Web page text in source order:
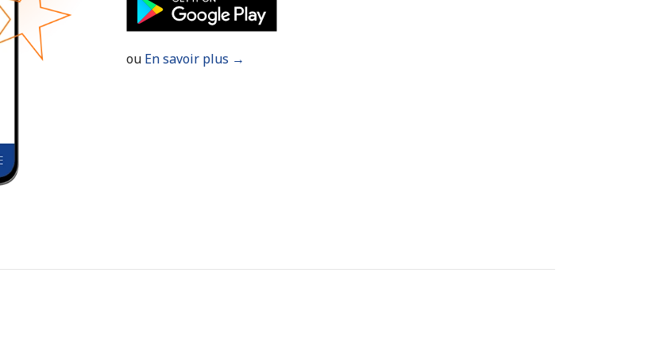
spécial
en contact pour obtenir nos meilleures
un compte sur ce site, j'accepte les
ou En savoir plus →